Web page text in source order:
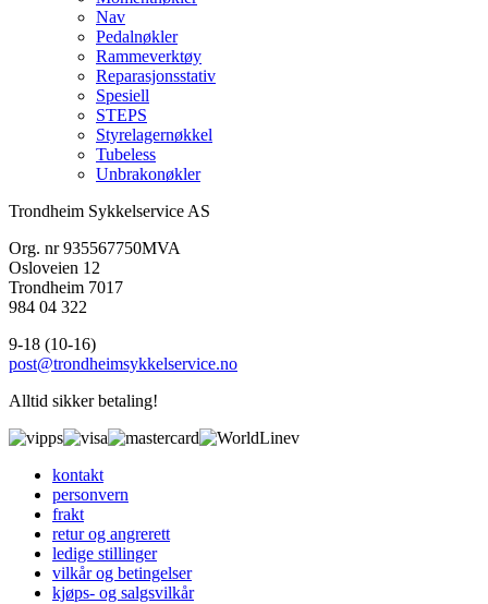
Nav
Pedalnøkler
Rammeverktøy
Reparasjonsstativ
Spesiell
STEPS
Styrelagernøkkel
Tubeless
Unbrakonøkler
Trondheim Sykkelservice AS
Org. nr 935567750MVA
Osloveien 12
Trondheim 7017
984 04 322
9-18 (10-16)
post@trondheimsykkelservice.no
Alltid sikker betaling!
kontakt
personvern
frakt
retur og angrerett
ledige stillinger
vilkår og betingelser
kjøps- og salgsvilkår